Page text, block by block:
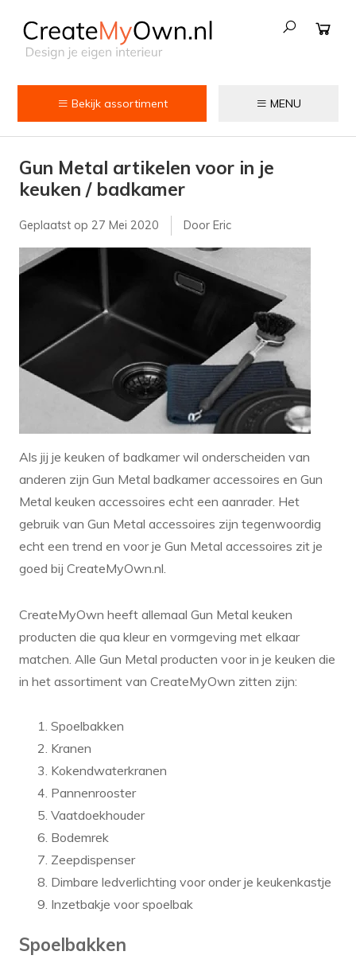
Bekijk assortiment
Kokend water kranen
Keukenkranen
Spoelbakken
Zeepdispensers
Afvalemmers
Verlichting
Onderdelen
Badkamerkranen
$$$ ACTIES $$$
MENU
Gun Metal artikelen voor in je
keuken / badkamer
Geplaatst op 27 Mei 2020 Door Eric
Als jij je keuken of badkamer wil onderscheiden van
anderen zijn Gun Metal badkamer accessoires en Gun
Metal keuken accessoires echt een aanrader. Het
gebruik van Gun Metal accessoires zijn tegenwoordig
echt een trend en voor je Gun Metal accessoires zit je
goed bij CreateMyOwn.nl.
CreateMyOwn heeft allemaal Gun Metal keuken
producten die qua kleur en vormgeving met elkaar
matchen. Alle Gun Metal producten voor in je keuken die
in het assortiment van CreateMyOwn zitten zijn:
Spoelbakken
Kranen
Kokendwaterkranen
Pannenrooster
Vaatdoekhouder
Bodemrek
Zeepdispenser
Dimbare ledverlichting voor onder je keukenkastje
Inzetbakje voor spoelbak
Spoelbakken